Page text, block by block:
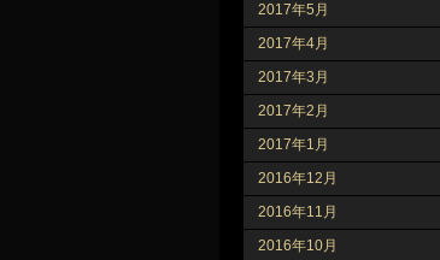
2017年5月
2017年4月
2017年3月
2017年2月
2017年1月
2016年12月
2016年11月
2016年10月